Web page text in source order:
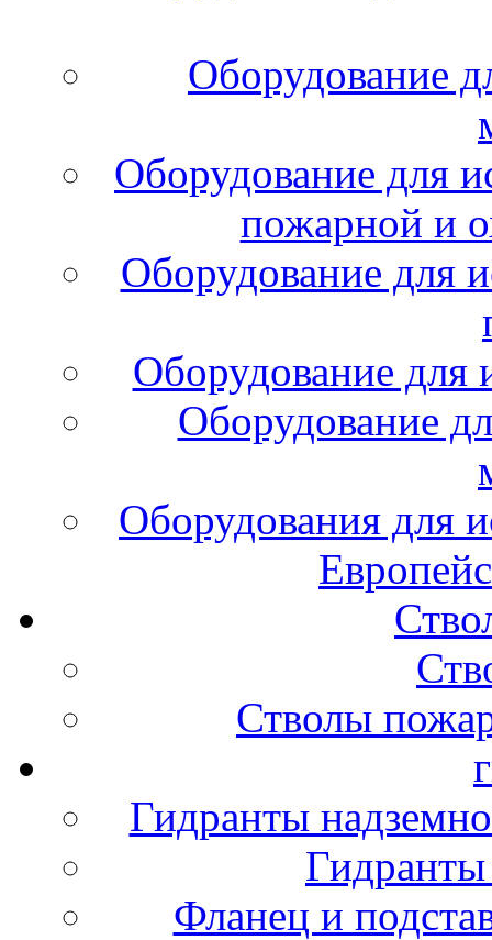
Оборудование
Оборудование для
пожарной и
Оборудование для
Оборудование для
Оборудование
Оборудования для
Стволы
Гидранты
Фланец и